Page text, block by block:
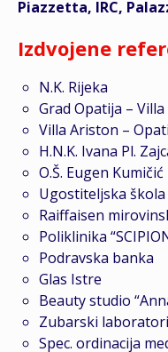
Piazzetta, IRC,
Izdvojene
N.K. Rijeka
Grad Opatija –
Villa Ariston –
H.N.K. Ivana Pl.
O.Š. Eugen Kumičić
Ugostiteljska škola
Raiffaisen
Poliklinika
Podravska banka
Glas Istre
Beauty studio
Zubarski
Spec. ordinacija